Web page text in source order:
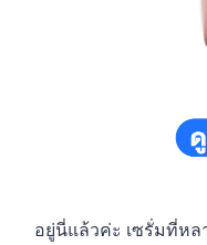
อยู่นี่แล้วค่ะ เซรั่มที่ห